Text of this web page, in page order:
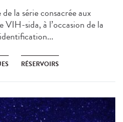
la série consacrée aux
VIH-sida, à l’occasion de la
RÉSERVOIRS